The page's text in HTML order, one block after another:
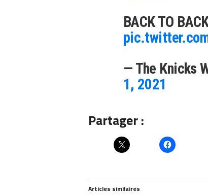
BACK TO
— The Knicks
1, 2021
Partager :
Articles similaires